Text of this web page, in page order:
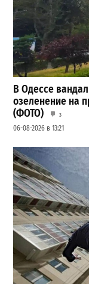
В Одессе
озеленение на
(ФОТО)
3
06-08-2026 в 13:21